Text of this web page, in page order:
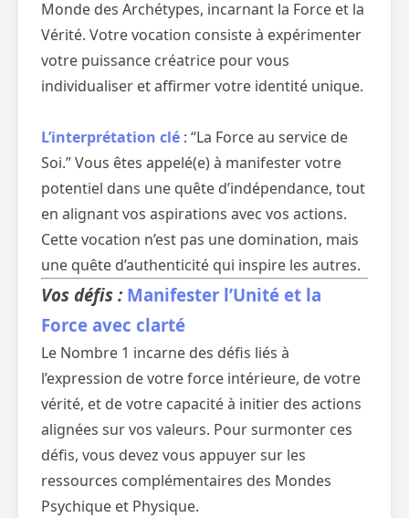
Monde des Archétypes, incarnant la Force et la
Vérité. Votre vocation consiste à expérimenter
votre puissance créatrice pour vous
individualiser et affirmer votre identité unique.
L’interprétation clé : “La Force au service de
Soi.” Vous êtes appelé(e) à manifester votre
potentiel dans une quête d’indépendance, tout
en alignant vos aspirations avec vos actions.
Cette vocation n’est pas une domination, mais
une quête d’authenticité qui inspire les autres.
Vos défis : Manifester l’Unité et la
Force avec clarté
Le Nombre 1 incarne des défis liés à
l’expression de votre force intérieure, de votre
vérité, et de votre capacité à initier des actions
alignées sur vos valeurs. Pour surmonter ces
défis, vous devez vous appuyer sur les
ressources complémentaires des Mondes
Psychique et Physique.